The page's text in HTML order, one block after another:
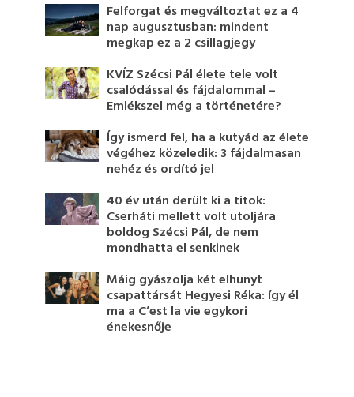
Felforgat és megváltoztat ez a 4
nap augusztusban: mindent
megkap ez a 2 csillagjegy
KVÍZ Szécsi Pál élete tele volt
csalódással és fájdalommal –
Emlékszel még a történetére?
Így ismerd fel, ha a kutyád az élete
végéhez közeledik: 3 fájdalmasan
nehéz és ordító jel
40 év után derült ki a titok:
Cserháti mellett volt utoljára
boldog Szécsi Pál, de nem
mondhatta el senkinek
Máig gyászolja két elhunyt
csapattársát Hegyesi Réka: így él
ma a C’est la vie egykori
énekesnője